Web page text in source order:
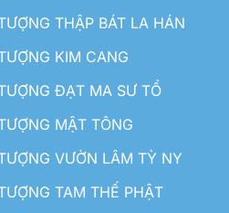
THẬP BÁT LA HÁN
KIM CANG
ĐẠT MA SƯ TỔ
MẬT TÔNG
VƯỜN LÂM TỲ NY
TAM THẾ PHẬT